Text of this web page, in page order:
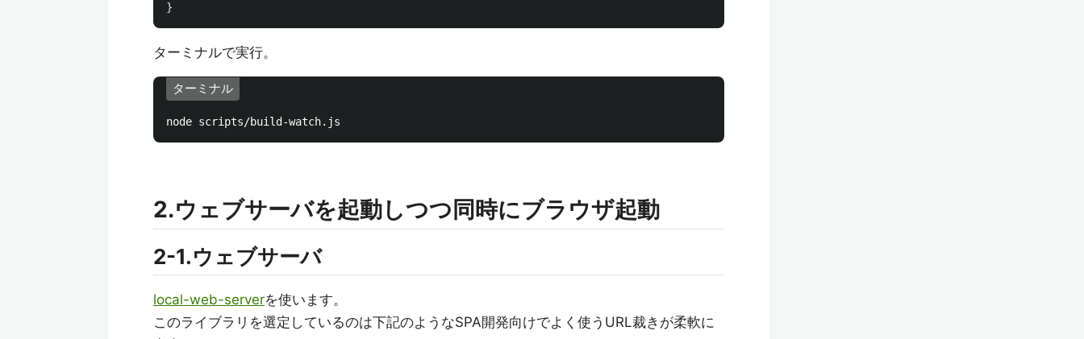
}
ターミナルで実行。
ターミナル
2.ウェブサーバを起動しつつ同時にブラウザ起動
2-1.ウェブサーバ
local-web-serverを使います。
このライブラリを選定しているのは下記のようなSPA開発向けでよく使うURL裁きが柔軟に